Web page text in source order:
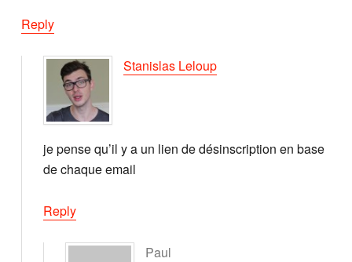
Reply
Stanislas Leloup
je pense qu’il y a un lien de désinscription en base
de chaque email
Reply
Paul